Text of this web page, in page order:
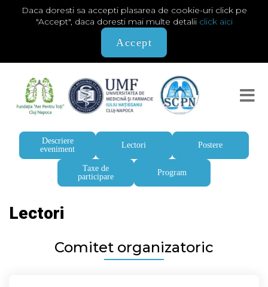
Daca doresti sa accepti plasarea de cookie-uri click pe
"Accept", daca doresti mai multe detalii click aici
Accept
Descriere
eveniment
Lectori Postere
Taxe de
participare
Program
Lectori
Comitet organizatoric